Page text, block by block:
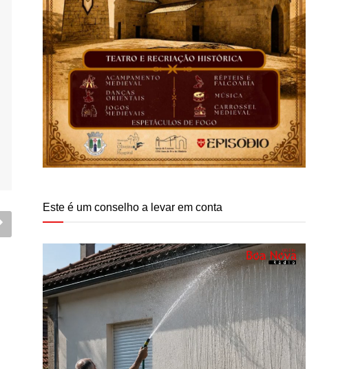
Este é um conselho a levar em conta